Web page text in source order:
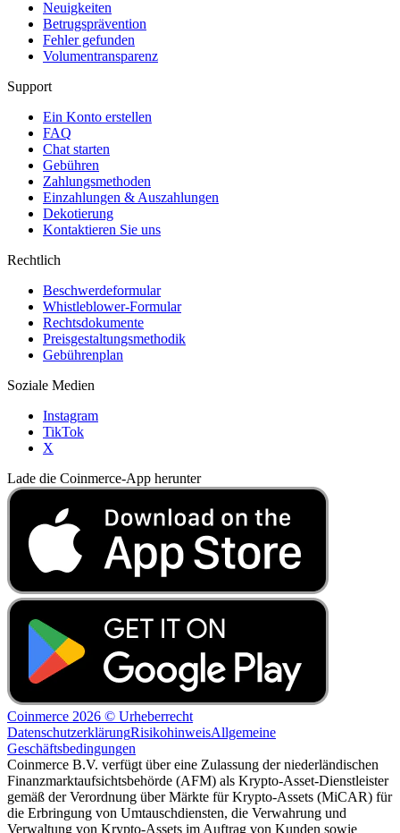
Neuigkeiten
Betrugsprävention
Fehler gefunden
Volumentransparenz
Support
Ein Konto erstellen
FAQ
Chat starten
Gebühren
Zahlungsmethoden
Einzahlungen & Auszahlungen
Dekotierung
Kontaktieren Sie uns
Rechtlich
Beschwerdeformular
Whistleblower-Formular
Rechtsdokumente
Preisgestaltungsmethodik
Gebührenplan
Soziale Medien
Instagram
TikTok
X
Lade die Coinmerce-App herunter
Coinmerce 2026 © Urheberrecht
DatenschutzerklärungRisikohinweisAllgemeine
Geschäftsbedingungen
Coinmerce B.V. verfügt über eine Zulassung der niederländischen
Finanzmarktaufsichtsbehörde (AFM) als Krypto-Asset-Dienstleister
gemäß der Verordnung über Märkte für Krypto-Assets (MiCAR) für
die Erbringung von Umtauschdiensten, die Verwahrung und
Verwaltung von Krypto-Assets im Auftrag von Kunden sowie